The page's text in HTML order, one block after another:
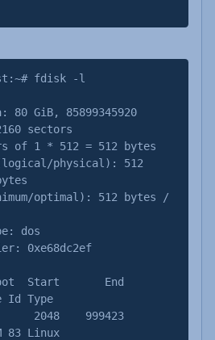
fdisk -l
80 GiB, 85899345920
sectors
of 1 * 512 = 512 bytes
physical): 512
optimal): 512 bytes /
dos
0xe68dc2ef
Start End
Id Type
* 2048 999423
83 Linux